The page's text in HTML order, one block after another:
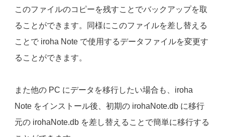
このファイルのコピーを残すことでバックアップを取
ることができます。同様にこのファイルを差し替える
ことで iroha Note で使用するデータファイルを変更す
ることができます。
また他の PC にデータを移行したい場合も、iroha
Note をインストール後、初期の irohaNote.db に移行
元の irohaNote.db を差し替えることで簡単に移行する